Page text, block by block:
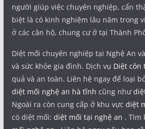
người giúp việc chuyên nghiệp, cẩn
biệt là có kinh nghiệm lâu năm trong
ở các căn hộ, chung cư ở tại Thành
Diệt mối chuyên nghiệp tại Nghệ An
và sức khỏe gia đình. Dịch vụ Diệt côn
quả và an toàn. Liên hệ ngay để loại
diệt mối nghệ an hà tĩnh cũng như
Ngoài ra còn cung cấp ở khu vực diệt
có diệt mối: diệt mối tại nghệ an . Tìm